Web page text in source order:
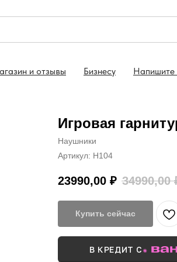
и отзывы Бизнесу Напишите
все ноутбуки 1 год Скидка
Игровая
Наушники
Артикул: H104
23990,00 ₽ 34990,00
Купить сейчас
В КРЕДИТ С